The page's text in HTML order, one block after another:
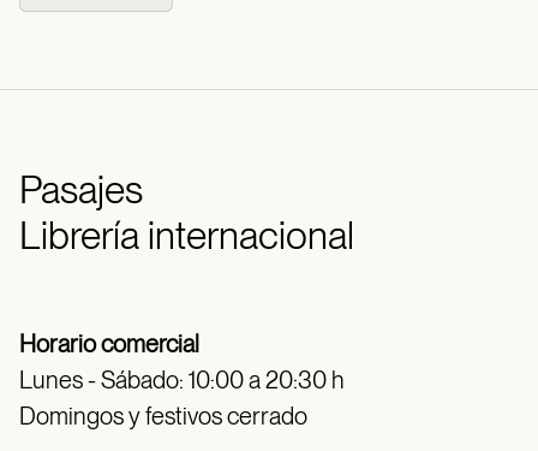
Pasajes
Librería internacional
Horario comercial
Lunes - Sábado: 10:00 a 20:30 h
Domingos y festivos cerrado